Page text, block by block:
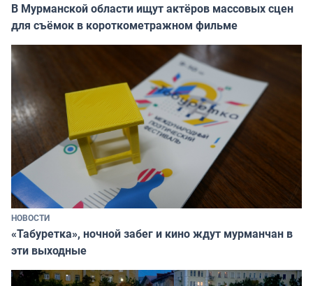
В Мурманской области ищут актёров массовых сцен
для съёмок в короткометражном фильме
НОВОСТИ
«Табуретка», ночной забег и кино ждут мурманчан в
эти выходные